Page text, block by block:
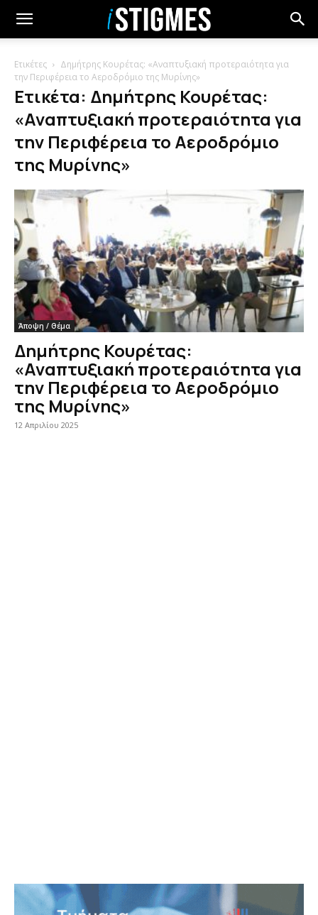
Ετικέτες
Δημήτρης Κουρέτας: «Αναπτυξιακή προτεραιότητα για
την Περιφέρεια το Αεροδρόμιο της Μυρίνης»
Ετικέτα: Δημήτρης Κουρέτας:
«Αναπτυξιακή προτεραιότητα για
την Περιφέρεια το Αεροδρόμιο
της Μυρίνης»
Άποψη / Θέμα
Δημήτρης Κουρέτας:
«Αναπτυξιακή προτεραιότητα για
την Περιφέρεια το Αεροδρόμιο
της Μυρίνης»
12 Απριλίου 2025